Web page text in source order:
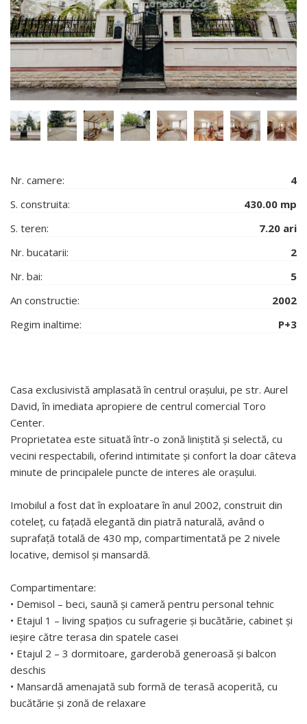
Nr. camere:
4
S. construita:
430.00 mp
S. teren:
7.20 ari
Nr. bucatarii:
2
Nr. bai:
5
An constructie:
2002
Regim inaltime:
P+3
Casa exclusivistă amplasată în centrul orașului, pe str. Aurel
David, în imediata apropiere de centrul comercial Toro
Center.
Proprietatea este situată într-o zonă liniștită și selectă, cu
vecini respectabili, oferind intimitate și confort la doar câteva
minute de principalele puncte de interes ale orașului.
Imobilul a fost dat în exploatare în anul 2002, construit din
coteleț, cu fațadă elegantă din piatră naturală, având o
suprafață totală de 430 mp, compartimentată pe 2 nivele
locative, demisol și mansardă.
Compartimentare:
• Demisol – beci, saună și cameră pentru personal tehnic
• Etajul 1 – living spațios cu sufragerie și bucătărie, cabinet și
ieșire către terasa din spatele casei
• Etajul 2 – 3 dormitoare, garderobă generoasă și balcon
deschis
• Mansardă amenajată sub formă de terasă acoperită, cu
bucătărie și zonă de relaxare